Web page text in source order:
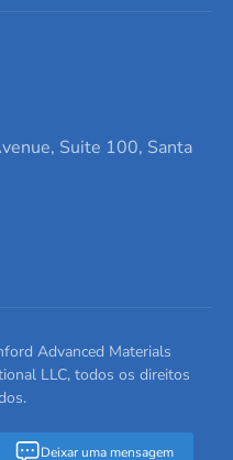
Deixar uma mensagem
Suite 100, Santa
Advanced Materials
LLC, todos os direitos